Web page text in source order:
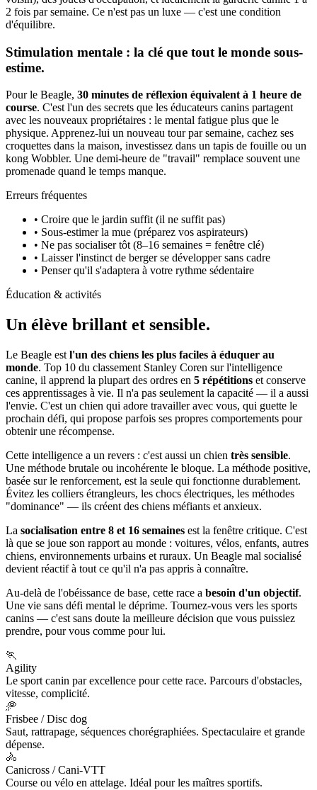
2 fois par semaine. Ce n'est pas un luxe — c'est une condition
d'équilibre.
Stimulation mentale : la clé que tout le monde sous-
estime.
Pour le Beagle, 30 minutes de réflexion équivalent à 1 heure de
course. C'est l'un des secrets que les éducateurs canins partagent
avec les nouveaux propriétaires : le mental fatigue plus que le
physique. Apprenez-lui un nouveau tour par semaine, cachez ses
croquettes dans la maison, investissez dans un tapis de fouille ou un
kong Wobbler. Une demi-heure de "travail" remplace souvent une
promenade quand le temps manque.
Erreurs fréquentes
• Croire que le jardin suffit (il ne suffit pas)
• Sous-estimer la mue (préparez vos aspirateurs)
• Ne pas socialiser tôt (8–16 semaines = fenêtre clé)
• Laisser l'instinct de berger se développer sans cadre
• Penser qu'il s'adaptera à votre rythme sédentaire
Éducation & activités
Un élève brillant et sensible.
Le Beagle est l'un des chiens les plus faciles à éduquer au
monde. Top 10 du classement Stanley Coren sur l'intelligence
canine, il apprend la plupart des ordres en 5 répétitions et conserve
ces apprentissages à vie. Il n'a pas seulement la capacité — il a aussi
l'envie. C'est un chien qui adore travailler avec vous, qui guette le
prochain défi, qui propose parfois ses propres comportements pour
obtenir une récompense.
Cette intelligence a un revers : c'est aussi un chien très sensible.
Une méthode brutale ou incohérente le bloque. La méthode positive,
basée sur le renforcement, est la seule qui fonctionne durablement.
Évitez les colliers étrangleurs, les chocs électriques, les méthodes
"dominance" — ils créent des chiens méfiants et anxieux.
La socialisation entre 8 et 16 semaines est la fenêtre critique. C'est
là que se joue son rapport au monde : voitures, vélos, enfants, autres
chiens, environnements urbains et ruraux. Un Beagle mal socialisé
devient réactif à tout ce qu'il n'a pas appris à connaître.
Au-delà de l'obéissance de base, cette race a besoin d'un objectif.
Une vie sans défi mental le déprime. Tournez-vous vers les sports
canins — c'est sans doute la meilleure décision que vous puissiez
prendre, pour vous comme pour lui.
🏃
Agility
Le sport canin par excellence pour cette race. Parcours d'obstacles,
vitesse, complicité.
🥏
Frisbee / Disc dog
Saut, rattrapage, séquences chorégraphiées. Spectaculaire et grande
dépense.
🚴
Canicross / Cani-VTT
Course ou vélo en attelage. Idéal pour les maîtres sportifs.